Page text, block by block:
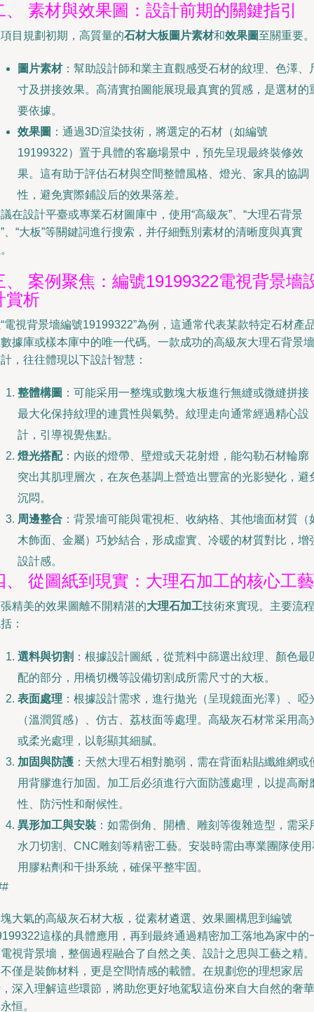
、 素材與效果圖：設計前期的關鍵指引
目規劃初期，高質量的石材大板圖片素材和效果圖至關重要。
圖片素材：幫助設計師和業主直觀感受石材的紋理、色澤、
寸及拼接效果。高清實拍圖能展現最真實的質感，是選材的
要依據。
效果圖 ：通過3D渲染技術，將選定的石材（如編號
19199322）置于具體的客廳場景中，預先呈現最終裝修效
果。這有助于評估石材與空間整體風格、燈光、家具的協調
性，避免實際鋪設后的效果落差。
在設計平臺或專業石材圖庫中，使用“高級灰”、“大理石背景
、“大板”等關鍵詞進行搜索，并仔細甄別素材的清晰度與真實
、 案例聚焦：編號19199322電視背景墻
賞析
電視背景墻編號19199322”為例，這通常代表某款特定石材產
據庫或樣本庫中的唯一代碼。一款成功的高級灰大理石背景墻
，往往體現以下設計智慧：
整體構圖 ：可能采用一整塊或數塊大板進行無縫或微縫拼接
最大化保持紋理的連貫性與氣勢。紋理走向通常經過精心設
計，引導視覺焦點。
燈光搭配：內嵌的燈帶、壁燈或天花射燈，能勾勒石材輪廓
突出其肌理層次，在灰色基調上營造出豐富的光影變化，避
沉悶。
周邊整合 ：背景墻可能與電視柜、收納格、其他墻面材質（
木飾面、金屬）巧妙結合，形成虛實、冷暖的材質對比，增
設計感。
、 從圖紙到現實：大理石加工的核心工藝
精美的效果圖離不開精湛的大理石加工技術來實現。主要流程
：
選料與切割 ：根據設計圖紙，從荒料中篩選出紋理、顏色最
配的部分，用橋切機等設備切割成所需尺寸的大板。
表面處理 ：根據設計需求，進行拋光（呈現鏡面光澤）、啞
（溫潤質感）、仿古、荔枝面等處理。高級灰石材常采用高
或柔光處理，以彰顯其細膩。
加固與防護 ：天然大理石相對脆弱，需在背面粘貼纖維網或
用背膠進行加固。加工后必須進行六面防護處理，以提高耐
性、防污性和耐候性。
異形加工與安裝 ：如需倒角、開槽、雕刻等復雜造型，需采
水刀切割、CNC雕刻等精密工藝。安裝時需由專業團隊使用
用膠粘劑和干掛系統，確保平整牢固。
大氣的高級灰石材大板，從素材遴選、效果圖構思到編號
這樣的具體應用，再到最終通過精密加工落地為家中的
視背景墻，整個過程融合了自然之美、設計之思與工藝之精。
僅是裝飾材料，更是空間情感的載體。在規劃您的理想家居
深入理解這些環節，將助您更好地駕馭這份來自大自然的奢華
恒。